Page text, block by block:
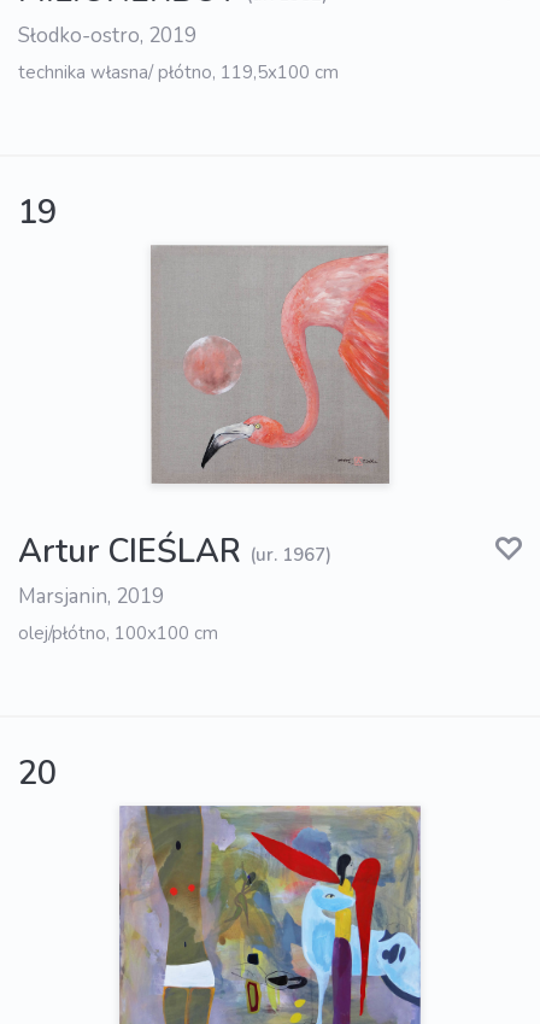
Słodko-ostro, 2019
technika własna/ płótno, 119,5x100 cm
19
Artur CIEŚLAR (ur. 1967)
Marsjanin, 2019
olej/płótno, 100x100 cm
20